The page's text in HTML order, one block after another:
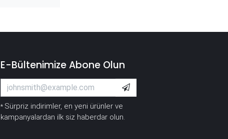
E-Bültenimize Abone Olun
* Sürpriz indirimler, en yeni ürünler ve
kampanyalardan ilk siz haberdar olun.